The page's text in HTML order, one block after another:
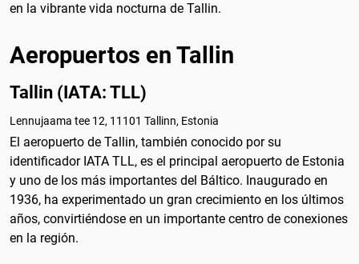
en la vibrante vida nocturna de Tallin.
Aeropuertos en Tallin
Tallin (IATA: TLL)
Lennujaama tee 12, 11101 Tallinn, Estonia
El aeropuerto de Tallin, también conocido por su
identificador IATA TLL, es el principal aeropuerto de Estonia
y uno de los más importantes del Báltico. Inaugurado en
1936, ha experimentado un gran crecimiento en los últimos
años, convirtiéndose en un importante centro de conexiones
en la región.